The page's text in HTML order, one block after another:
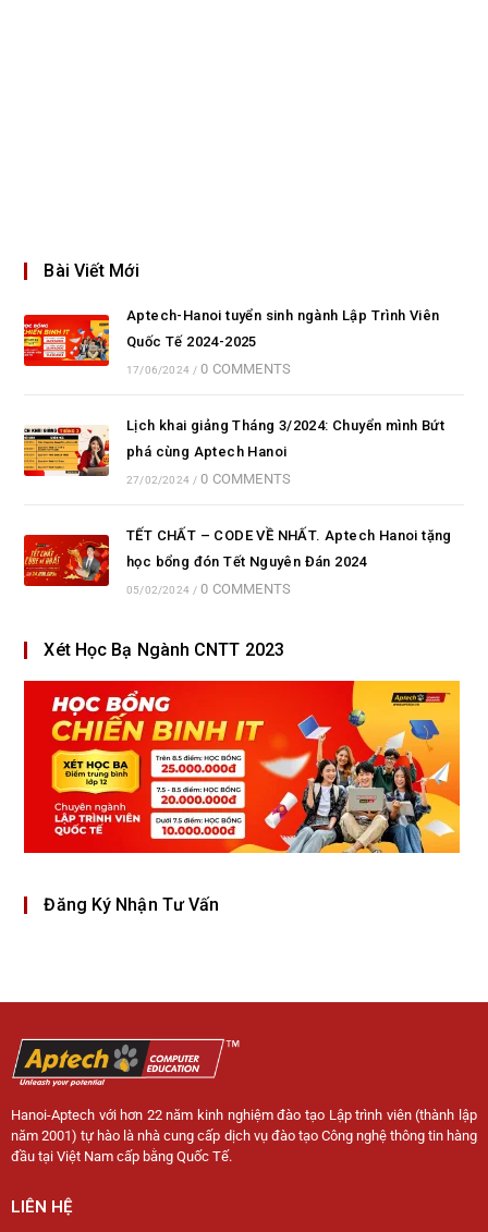
Bài Viết Mới
Aptech-Hanoi tuyển sinh ngành Lập Trình Viên
Quốc Tế 2024-2025
17/06/2024 / 0 COMMENTS
Lịch khai giảng Tháng 3/2024: Chuyển mình Bứt
phá cùng Aptech Hanoi
27/02/2024 / 0 COMMENTS
TẾT CHẤT – CODE VỀ NHẤT. Aptech Hanoi tặng
học bổng đón Tết Nguyên Đán 2024
05/02/2024 / 0 COMMENTS
Xét Học Bạ Ngành CNTT 2023
Đăng Ký Nhận Tư Vấn
Hanoi-Aptech với hơn 22 năm kinh nghiệm đào tạo Lập trình viên (thành lập
năm 2001) tự hào là nhà cung cấp dịch vụ đào tạo Công nghệ thông tin hàng
đầu tại Việt Nam cấp bằng Quốc Tế.
LIÊN HỆ